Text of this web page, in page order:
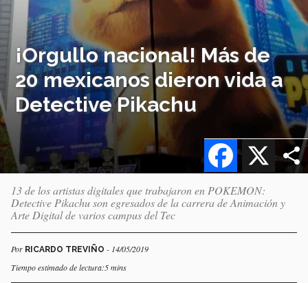
¡Orgullo nacional! Más de
20 mexicanos dieron vida a
Detective Pikachu
X
Facebook
13 de los artistas digitales que trabajaron en POKEMON:
Detective Pikachu son egresados de la carrera de Animación y
Arte Digital de varios campus del Tec
Por RICARDO TREVIÑO - 14/05/2019
Tiempo estimado de lectura:5 mins